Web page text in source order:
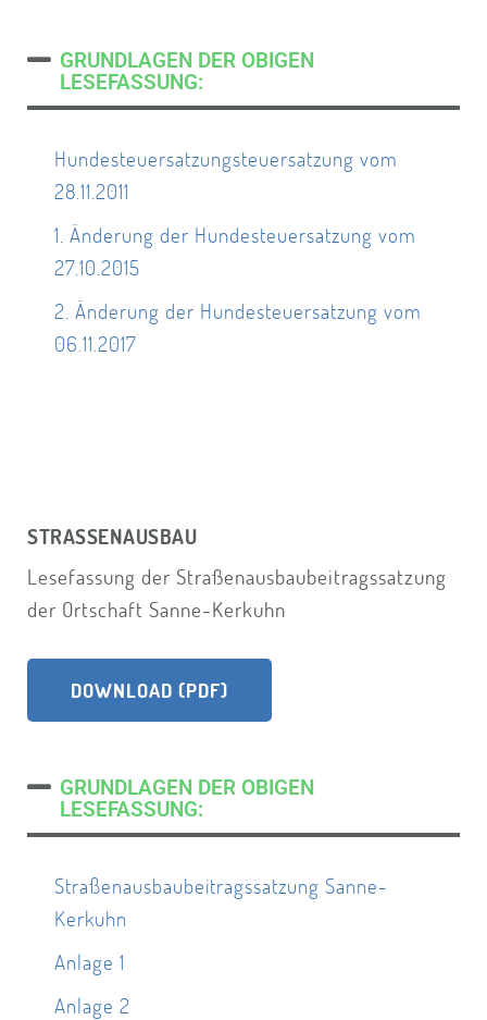
GRUNDLAGEN DER OBIGEN
LESEFASSUNG:
Hundesteuersatzungsteuersatzung vom
28.11.2011
1. Änderung der Hundesteuersatzung vom
27.10.2015
2. Änderung der Hundesteuersatzung vom
06.11.2017
STRASSENAUSBAU
Lesefassung der Straßenausbaubeitragssatzung
der Ortschaft Sanne-Kerkuhn
DOWNLOAD (PDF)
GRUNDLAGEN DER OBIGEN
LESEFASSUNG:
Straßenausbaubeitragssatzung Sanne-
Kerkuhn
Anlage 1
Anlage 2